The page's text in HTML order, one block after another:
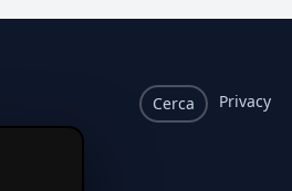
Cerca Privacy